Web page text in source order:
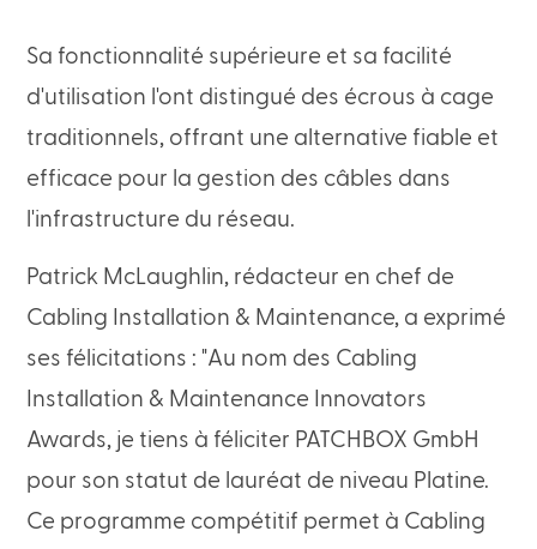
Sa fonctionnalité supérieure et sa facilité
d'utilisation l'ont distingué des écrous à cage
traditionnels, offrant une alternative fiable et
efficace pour la gestion des câbles dans
l'infrastructure du réseau.
Patrick McLaughlin, rédacteur en chef de
Cabling Installation & Maintenance, a exprimé
ses félicitations : "Au nom des Cabling
Installation & Maintenance Innovators
Awards, je tiens à féliciter PATCHBOX GmbH
pour son statut de lauréat de niveau Platine.
Ce programme compétitif permet à Cabling